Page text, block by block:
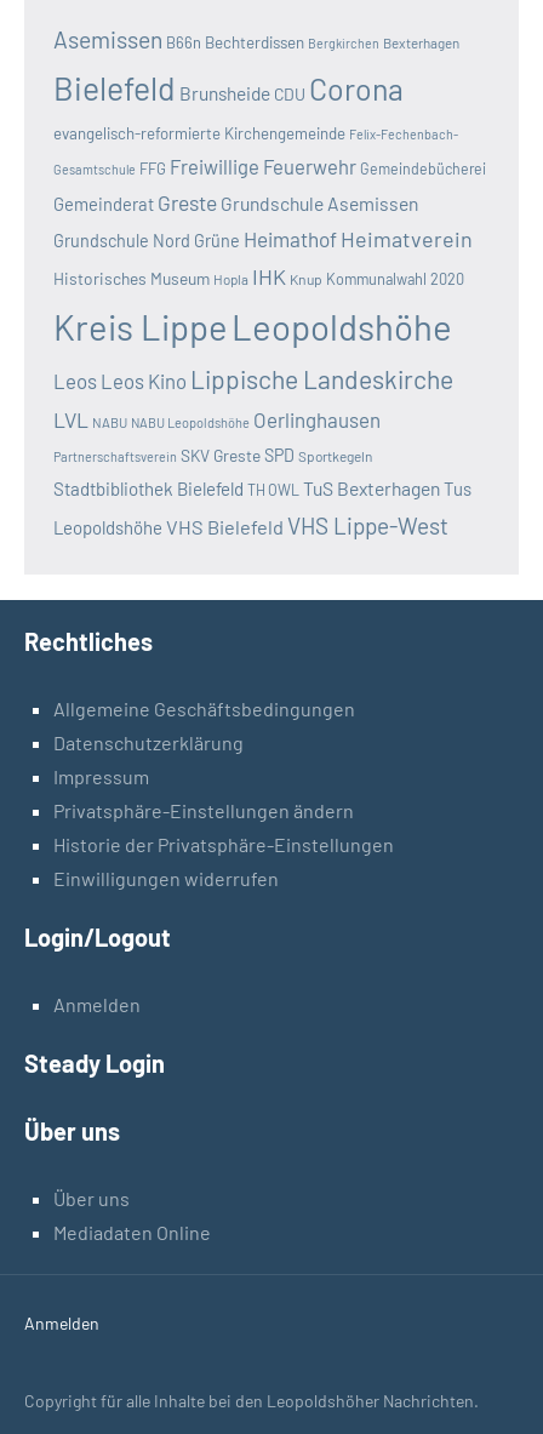
Asemissen B66n Bechterdissen Bergkirchen Bexterhagen
Bielefeld Brunsheide CDU Corona
evangelisch-reformierte Kirchengemeinde Felix-Fechenbach-
Gesamtschule FFG Freiwillige Feuerwehr Gemeindebücherei
Gemeinderat Greste Grundschule Asemissen
Grundschule Nord Grüne Heimathof Heimatverein
Historisches Museum Hopla IHK Knup Kommunalwahl 2020
Kreis Lippe Leopoldshöhe
Leos Leos Kino Lippische Landeskirche
LVL NABU NABU Leopoldshöhe Oerlinghausen
Partnerschaftsverein SKV GresteSPD Sportkegeln
Stadtbibliothek Bielefeld TH OWL TuS BexterhagenTus
Leopoldshöhe VHS Bielefeld VHS Lippe-West
Rechtliches
Allgemeine Geschäftsbedingungen
Datenschutzerklärung
Impressum
Privatsphäre-Einstellungen ändern
Historie der Privatsphäre-Einstellungen
Einwilligungen widerrufen
Login/Logout
Anmelden
Steady Login
Über uns
Über uns
Mediadaten Online
Anmelden
Copyright für alle Inhalte bei den Leopoldshöher Nachrichten.